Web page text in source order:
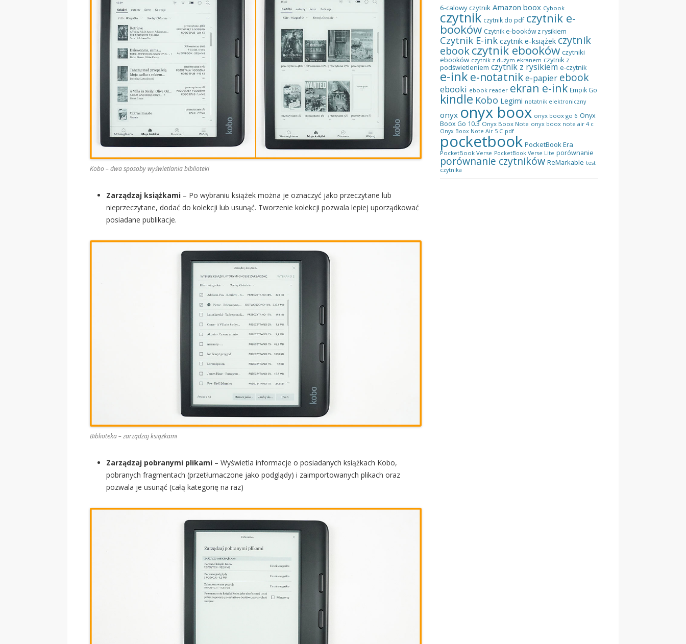
Kobo – dwa sposoby wyświetlania biblioteki
Zarządzaj książkami – Po wybraniu książek można je oznaczyć jako przeczytane lub
nieprzeczytane, dodać do kolekcji lub usunąć. Tworzenie kolekcji pozwala lepiej uporządkować
posiadane publikacje.
Biblioteka – zarządzaj książkami
Zarządzaj pobranymi plikami – Wyświetla informacje o posiadanych książkach Kobo,
pobranych fragmentach (przetłumaczone jako podglądy) i zaimportowanych plikach oraz
pozwala je usunąć (całą kategorię na raz)
6-calowy czytnik Amazon boox Cybook
czytnik czytnik do pdf czytnik e-
booków Czytnik e-booków z rysikiem
Czytnik E-ink czytnik e-książek czytnik
ebookczytnik ebooków czytniki
ebooków czytnik z dużym ekranem czytnik z
podświetleniem czytnik z rysikiem e-czytnik
e-ink e-notatnike-papier ebook
ebooki ebook reader ekran e-ink Empik Go
kindle Kobo Legimi notatnik elektroniczny
onyx onyx boox onyx boox go 6 Onyx
Boox Go 10.3 Onyx Boox Note onyx boox note air 4 c
Onyx Boox Note Air 5 C pdf
pocketbook PocketBook Era
PocketBook Verse PocketBook Verse Lite porównanie
porównanie czytników ReMarkable test
czytnika